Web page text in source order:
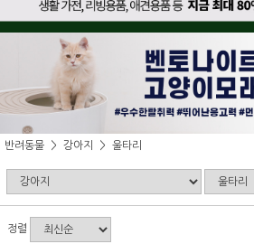
반려동물 강아지 울타리
정렬